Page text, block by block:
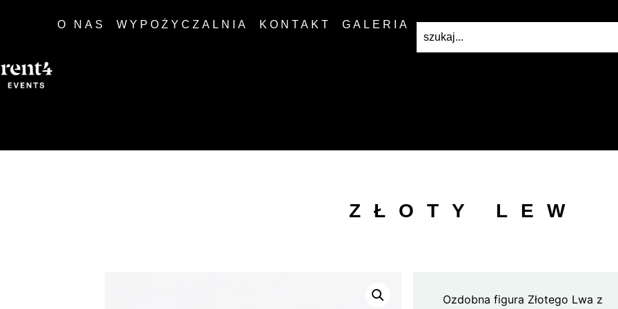
O NAS WYPOŻYCZALNIA KONTAKT GALERIA
ZŁOTY LEW
Ozdobna figura Złotego Lwa z